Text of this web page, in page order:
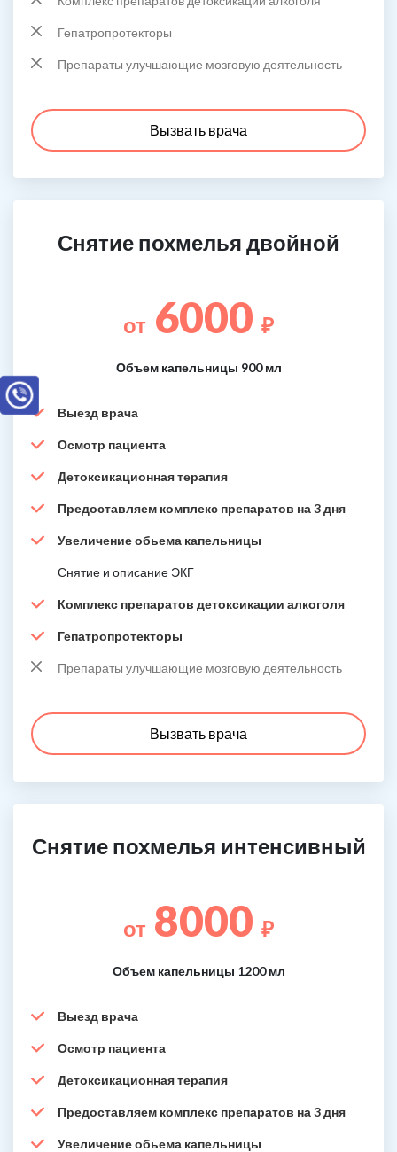
Гепатропротекторы
Препараты улучшающие мозговую деятельность
Вызвать врача
Снятие похмелья двойной
от 6000 ₽
Объем капельницы 900 мл
Выезд врача
Осмотр пациента
Детоксикационная терапия
Предоставляем комплекс препаратов на 3 дня
Увеличение обьема капельницы
Снятие и описание ЭКГ
Комплекс препаратов детоксикации алкоголя
Гепатропротекторы
Препараты улучшающие мозговую деятельность
Вызвать врача
Снятие похмелья интенсивный
от 8000 ₽
Объем капельницы 1200 мл
Выезд врача
Осмотр пациента
Детоксикационная терапия
Предоставляем комплекс препаратов на 3 дня
Увеличение обьема капельницы